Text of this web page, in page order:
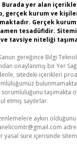
Burada yer alan
gerçek kurum ve
Gerçek
tesadüfidir.
tavsiye niteliği
Kanun gereğince Bilgi
onaylanmış bir Yer
sitedeki içerikleri
sorumluluğunu taşımakta
etmiş sayılırlar.
aykırı
yasal süre içerisinde